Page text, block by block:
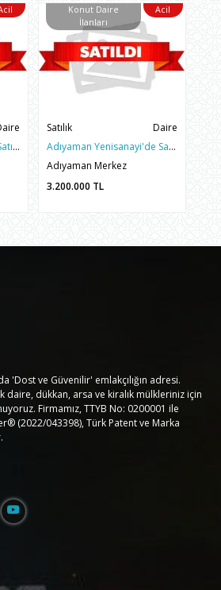
Adıyaman Sümerparkta Satılık 4+1 185 M2 Sıfır Yerinde Dönüşüm Mükemmel Daire
Konut Daire
İlanları
Acil
Satılık
Daire
Adıyaman Yenisanayi'de Satılık AVM Civarı 3+1 Geniş ve Ferah Yerinde Dönüşüm Hissesi
Adıyaman Merkez
3.200.000 TL
'Dost ve Güvenilir' emlakçılığın adresi.
daire, dükkan, arsa ve kiralık mülkleriniz için
Firmamız, TTYB No: 0200001 ile
(2022/043398), Türk Patent ve Marka